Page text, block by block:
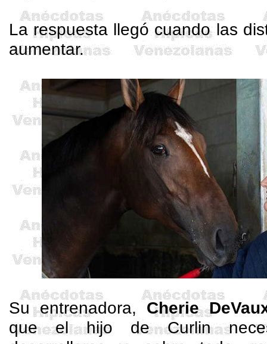
La respuesta llegó cuando las
aumentar.
Su entrenadora, Cherie
que el hijo deCurlin